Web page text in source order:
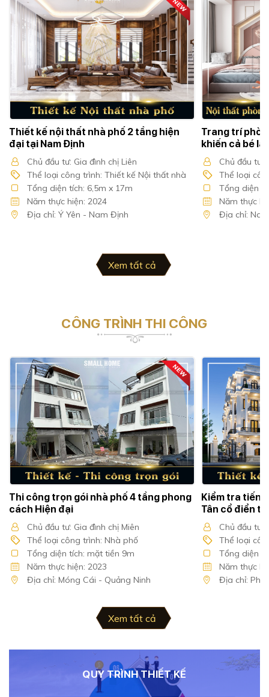
Thiết kế nội thất nhà phố 2 tầng hiện
đại tại Nam Định
Chủ đầu tư: Gia đình chị Liên
Thể loại công trình: Thiết kế Nội thất nhà
phố
Tổng diện tích: 6,5m x 17m
Năm thực hiện: 2024
Địa chỉ: Ý Yên - Nam Định
Trang trí
khiến cả bé
Chủ đầu tư:
Thể loại
Tổng diện
Năm thực
Địa chỉ:
Xem tất cả
CÔNG TRÌNH THI CÔNG
Thi công trọn gói nhà phố 4 tầng phong
cách Hiện đại
Chủ đầu tư: Gia đình chị Miên
Thể loại công trình: Nhà phố
Tổng diện tích: mặt tiền 9m
Năm thực hiện: 2023
Địa chỉ: Móng Cái - Quảng Ninh
Kiểm tra tiến
Tân cổ điển
Chủ đầu tư:
Thể loại
Tổng diện
Năm thực
Địa chỉ: Phủ
Xem tất cả
QUY TRÌNH THIẾT KẾ